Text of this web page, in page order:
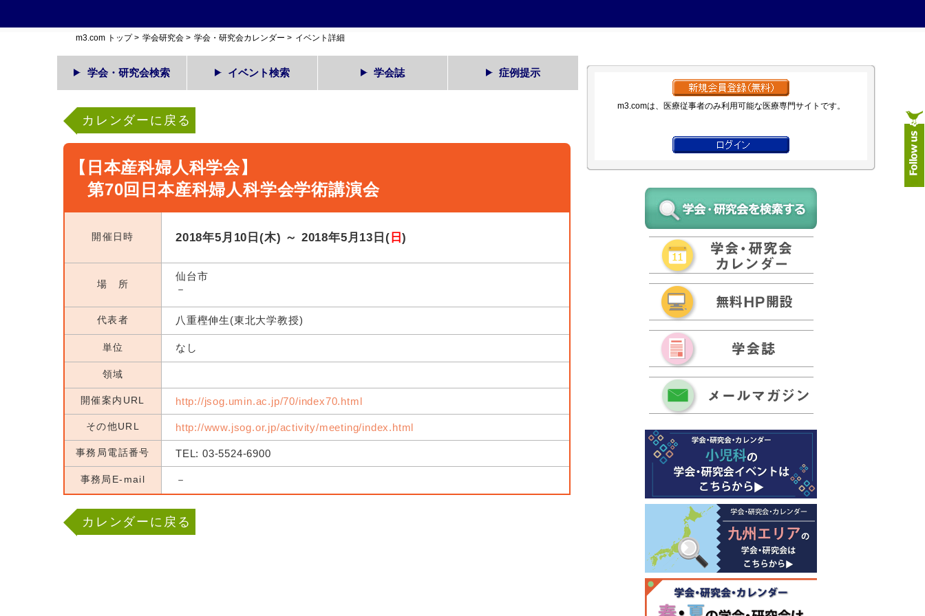
m3.com トップ> 学会研究会 > 学会・研究会カレンダー > イベント詳細
学会・研究会検索 イベント検索 学会誌 症例提示
カレンダーに戻る
【日本産科婦人科学会】
第70回日本産科婦人科学会学術講演会
開催日時 2018年5月10日(木) ～ 2018年5月13日( 日)
場 所
仙台市
－
代表者 八重樫伸生(東北大学教授)
単位 なし
領域
開催案内URL http://jsog.umin.ac.jp/70/index70.html
その他URL http://www.jsog.or.jp/activity/meeting/index.html
事務局電話番号 TEL: 03-5524-6900
事務局E-mail －
カレンダーに戻る
m3.comは、医療従事者のみ利用可能な医療専門サイトです。